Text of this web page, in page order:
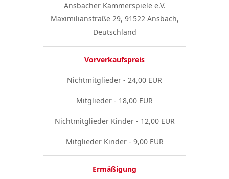
Ansbacher Kammerspiele e.V.
Maximilianstraße 29, 91522 Ansbach,
Deutschland
Vorverkaufspreis
Nichtmitglieder - 24,00 EUR
Mitglieder - 18,00 EUR
Nichtmitglieder Kinder - 12,00 EUR
Mitglieder Kinder - 9,00 EUR
Ermäßigung